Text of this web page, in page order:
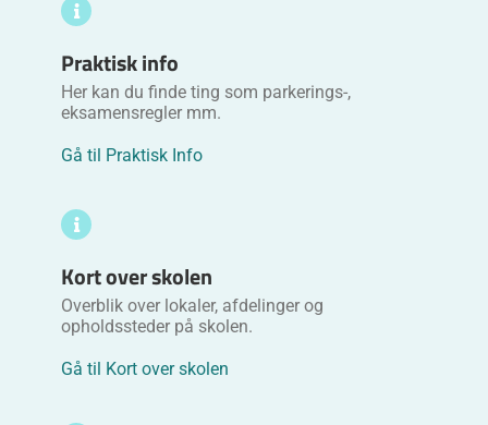
Praktisk info
Her kan du finde ting som parkerings-,
eksamensregler mm.
Gå til Praktisk Info
Kort over skolen
Overblik over lokaler, afdelinger og
opholdssteder på skolen.
Gå til Kort over skolen